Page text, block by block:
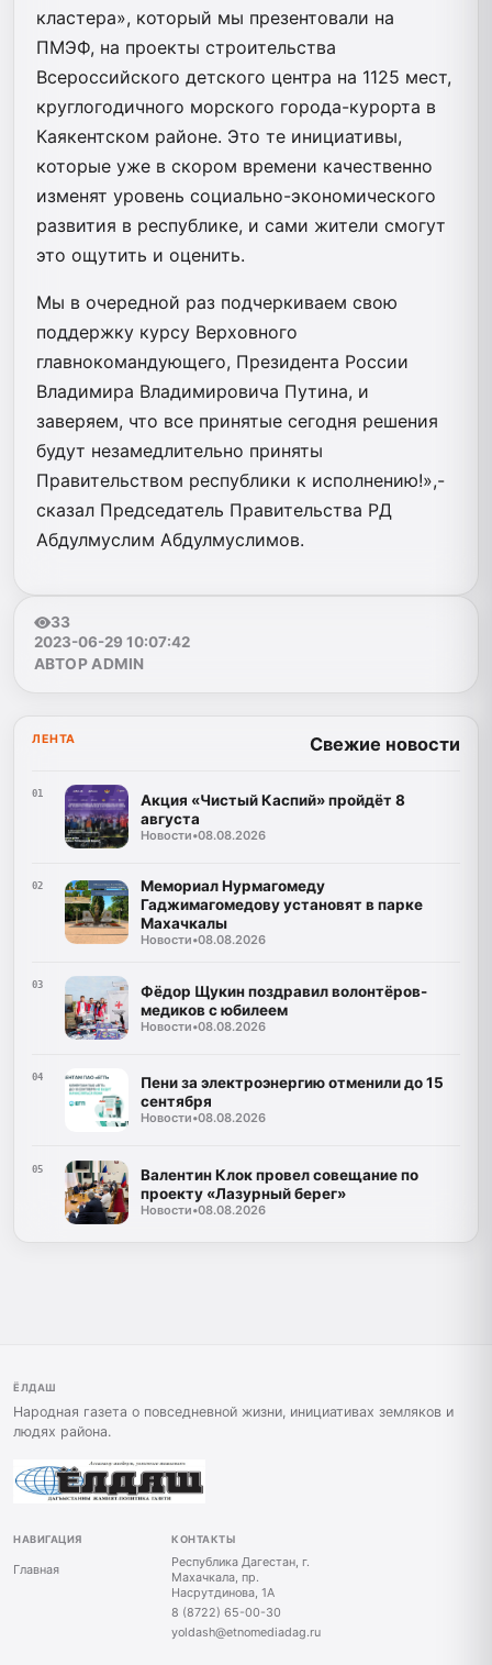
кластера», который мы презентовали на
ПМЭФ, на проекты строительства
Всероссийского детского центра на 1125 мест,
круглогодичного морского города-курорта в
Каякентском районе. Это те инициативы,
которые уже в скором времени качественно
изменят уровень социально-экономического
развития в республике, и сами жители смогут
это ощутить и оценить.
Мы в очередной раз подчеркиваем свою
поддержку курсу Верховного
главнокомандующего, Президента России
Владимира Владимировича Путина, и
заверяем, что все принятые сегодня решения
будут незамедлительно приняты
Правительством республики к исполнению!»,-
сказал Председатель Правительства РД
Абдулмуслим Абдулмуслимов.
33
2023-06-29 10:07:42
АВТОР ADMIN
ЛЕНТА Свежие новости
01
Акция «Чистый Каспий» пройдёт 8
августа
Новости•08.08.2026
02
Мемориал Нурмагомеду
Гаджимагомедову установят в парке
Махачкалы
Новости•08.08.2026
03
Фёдор Щукин поздравил волонтёров-
медиков с юбилеем
Новости•08.08.2026
04
Пени за электроэнергию отменили до 15
сентября
Новости•08.08.2026
05
Валентин Клок провел совещание по
проекту «Лазурный берег»
Новости•08.08.2026
ЁЛДАШ
Народная газета о повседневной жизни, инициативах земляков и
людях района.
НАВИГАЦИЯ
Главная
КОНТАКТЫ
Республика Дагестан, г.
Махачкала, пр.
Насрутдинова, 1А
8 (8722) 65-00-30
yoldash@etnomediadag.ru